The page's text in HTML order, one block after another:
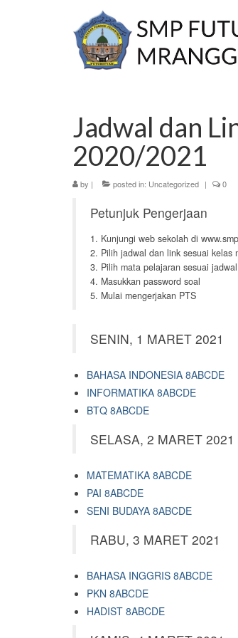
Jadwal dan
2020/2021
by | posted in: Uncategorized | 0
Petunjuk Pengerjaan
1. Kunjungi web sekolah di
2. Pilih jadwal dan link sesuai kelas
3. Pilih mata pelajaran sesuai jadwal
4. Masukkan password soal
5. Mulai mengerjakan PTS
SENIN, 1 MARET 2021
BAHASA INDONESIA 8ABCDE
INFORMATIKA 8ABCDE
BTQ 8ABCDE
SELASA, 2 MARET 2021
MATEMATIKA 8ABCDE
PAI 8ABCDE
SENI BUDAYA 8ABCDE
RABU, 3 MARET 2021
BAHASA INGGRIS 8ABCDE
PKN 8ABCDE
HADIST 8ABCDE